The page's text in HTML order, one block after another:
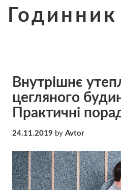
Годинник
Внутрішнє
цегляного
Практичні
24.11.2019 by Avtor